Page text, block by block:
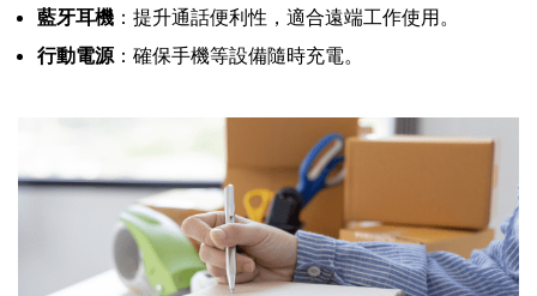
藍牙耳機 ：提升通話便利性，適合遠端工作使用。
行動電源：確保手機等設備隨時充電。